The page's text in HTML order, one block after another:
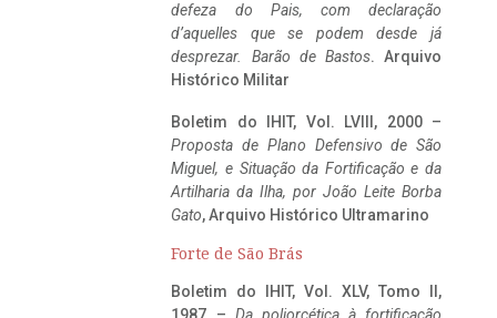
defeza do Pais, com declaração
d’aquelles que se podem desde já
desprezar. Barão de Bastos. Arquivo
Histórico Militar
Boletim do IHIT, Vol. LVIII, 2000 –
Proposta de Plano Defensivo de São
Miguel, e Situação da Fortificação e da
Artilharia da Ilha, por João Leite Borba
Gato, Arquivo Histórico Ultramarino
Forte de São Brás
Boletim do IHIT, Vol. XLV, Tomo II,